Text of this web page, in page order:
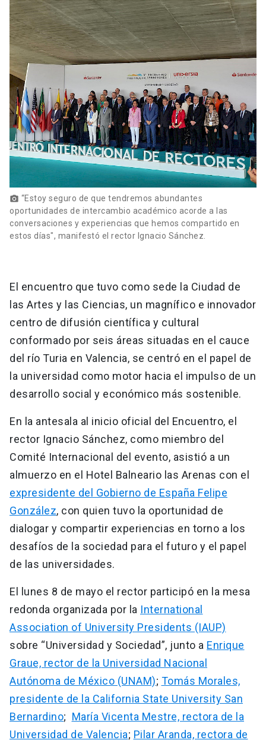
Vecinos launch
Medios Biblioteca launch
Donaciones launch
photo_camera “Estoy seguro de que tendremos abundantes
oportunidades de intercambio académico acorde a las
conversaciones y experiencias que hemos compartido en
estos días", manifestó el rector Ignacio Sánchez.
El encuentro que tuvo como sede la Ciudad de
las Artes y las Ciencias, un magnífico e innovador
centro de difusión científica y cultural
conformado por seis áreas situadas en el cauce
del río Turia en Valencia, se centró en el papel de
la universidad como motor hacia el impulso de un
desarrollo social y económico más sostenible.
En la antesala al inicio oficial del Encuentro, el
rector Ignacio Sánchez, como miembro del
Comité Internacional del evento, asistió a un
almuerzo en el Hotel Balneario las Arenas con el
expresidente del Gobierno de España Felipe
González, con quien tuvo la oportunidad de
dialogar y compartir experiencias en torno a los
desafíos de la sociedad para el futuro y el papel
de las universidades.
El lunes 8 de mayo el rector participó en la mesa
redonda organizada por la International
Association of University Presidents (IAUP)
sobre “Universidad y Sociedad”, junto a Enrique
Graue, rector de la Universidad Nacional
Autónoma de México (UNAM); Tomás Morales,
presidente de la California State University San
Bernardino; María Vicenta Mestre, rectora de la
Universidad de Valencia; Pilar Aranda, rectora de